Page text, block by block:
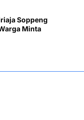
Soppeng
Minta